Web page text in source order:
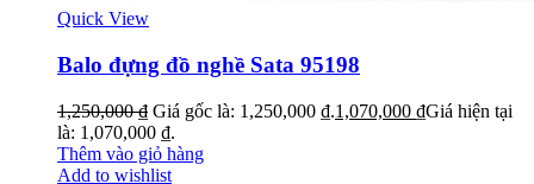
Quick View
Balo đựng đồ nghề Sata 95198
1,250,000₫ Giá gốc là: 1,250,000 ₫.1,070,000 ₫Giá hiện tại
là: 1,070,000 ₫.
Thêm vào giỏ hàng
Add to wishlist